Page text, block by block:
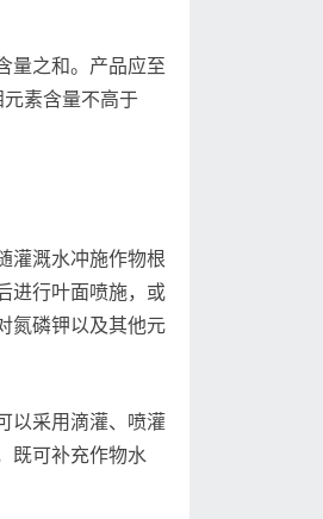
量之和。产品应至
素含量不高于
灌溉水冲施作物根
进行叶面喷施，或
氮磷钾以及其他元
以采用滴灌、喷灌
既可补充作物水